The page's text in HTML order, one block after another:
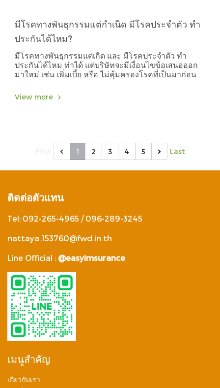
มีโรคทางพันธุกรรมแต่กำเนิด มีโรคประจำตัว ทำ
ประกันได้ไหม?
มีโรคทางพันธุกรรมแต่เกิด และ มีโรคประจำตัว ทำ
ประกันได้ไหม ทำได้ แต่บริษัทจะมีเงื่อนไขข้อเสนอออก
มาใหม่ เช่น เพิ่มเบี้ย หรือ ไม่คุ้มครองโรคที่เป็นมาก่อน
View more
1 2 3 4 5 Last
ติดต่อตัวแทน
Tel: 092-265-4965 / 096-289-3245
nattaya.153760@fwd.in.th
Line Official : @easyimsurance
เมนูสำคัญ
เกียวกับเรา